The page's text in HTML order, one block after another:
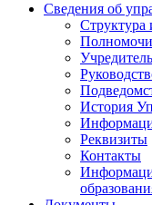
Сведения об
Структура
История
Реквизиты
Контакты